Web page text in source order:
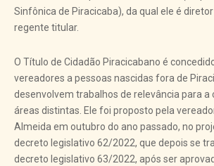
Sinfônica de Piracicaba), da qual ele é
regente titular.
O Título de Cidadão Piracicabano é
vereadores a pessoas nascidas fora de
desenvolvem trabalhos de relevância para a
áreas distintas. Ele foi proposto pela
Almeida em outubro do ano passado, no
decreto legislativo 62/2022, que depois se
decreto legislativo 63/2022, após ser